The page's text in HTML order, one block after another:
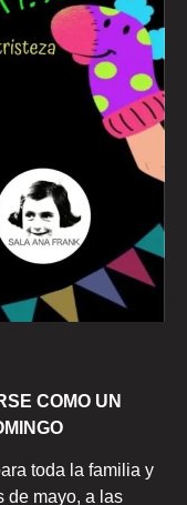
COMO UN
toda la familia y
de mayo, a las